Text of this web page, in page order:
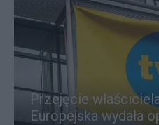
Przejęcie
Europejska wydała